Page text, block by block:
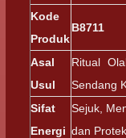
Kode
Produk
B8711
Asal
Usul
Ritual
Sendang
Sifat
Energi
Sejuk,
dan